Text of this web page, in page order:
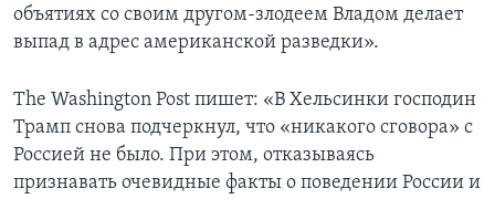
объятиях со своим другом-злодеем Владом делает
выпад в адрес американской разведки».
The Washington Post пишет: «В Хельсинки господин
Трамп снова подчеркнул, что «никакого сговора» с
Россией не было. При этом, отказываясь
признавать очевидные факты о поведении России и